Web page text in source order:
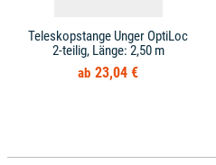
Teleskopstange Unger OptiLoc
2-teilig, Länge: 2,50 m
23,04 €